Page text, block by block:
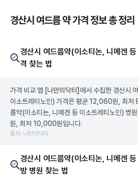
경산시 여드름 약 가격 정보 총 정리
경산시 여드름약(이소티논, 니메겐
격 찾는 법
가격 비교 앱 [나만의닥터] 에서 수집한 경산시
이소트레티노인) 가격은 평균 12,060원, 최저
름약(이소티논, 니메겐 등 이소트레티노인) 병
원, 최저 10,000원입니다.
출처: 나만의닥터
경산시 여드름약(이소티논, 니메겐
방 병원 찾는 법